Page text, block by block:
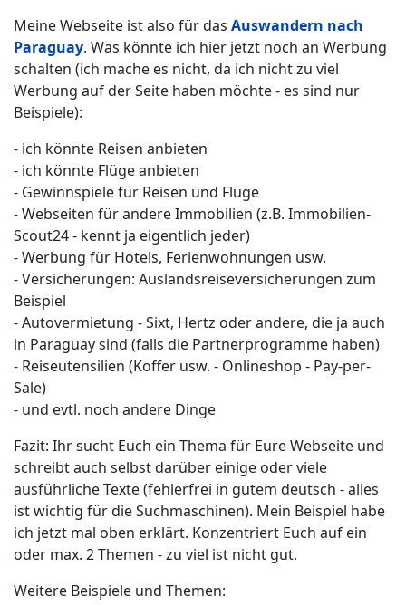
Meine Webseite ist also für das Auswandern nach
Paraguay. Was könnte ich hier jetzt noch an Werbung
schalten (ich mache es nicht, da ich nicht zu viel
Werbung auf der Seite haben möchte - es sind nur
Beispiele):
- ich könnte Reisen anbieten
- ich könnte Flüge anbieten
- Gewinnspiele für Reisen und Flüge
- Webseiten für andere Immobilien (z.B. Immobilien-
Scout24 - kennt ja eigentlich jeder)
- Werbung für Hotels, Ferienwohnungen usw.
- Versicherungen: Auslandsreiseversicherungen zum
Beispiel
- Autovermietung - Sixt, Hertz oder andere, die ja auch
in Paraguay sind (falls die Partnerprogramme haben)
- Reiseutensilien (Koffer usw. - Onlineshop - Pay-per-
Sale)
- und evtl. noch andere Dinge
Fazit: Ihr sucht Euch ein Thema für Eure Webseite und
schreibt auch selbst darüber einige oder viele
ausführliche Texte (fehlerfrei in gutem deutsch - alles
ist wichtig für die Suchmaschinen). Mein Beispiel habe
ich jetzt mal oben erklärt. Konzentriert Euch auf ein
oder max. 2 Themen - zu viel ist nicht gut.
Weitere Beispiele und Themen: